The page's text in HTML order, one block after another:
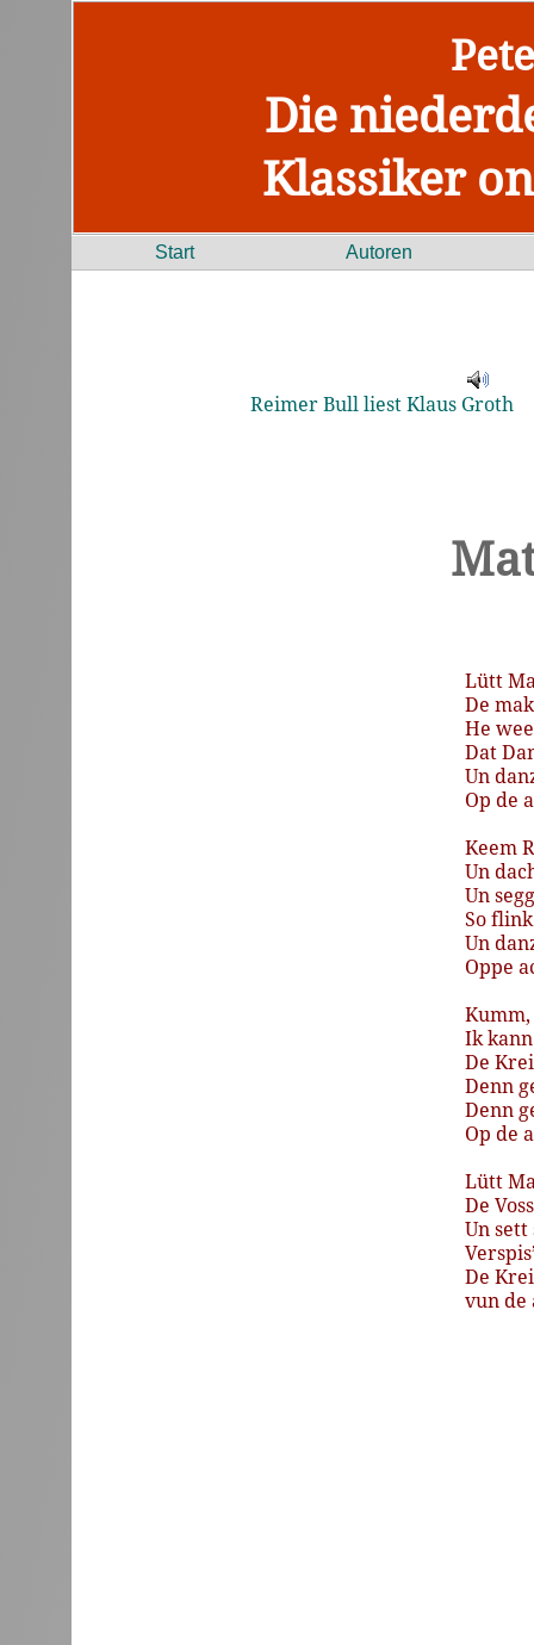
Die
Klassiker
Start Autoren
Reimer Bull liest Klaus Groth
Lütt
De mak
He
Dat
Un
Op de
Keem
Un
Un
Soflink
Un
Oppe
Kumm,
Ikkann
De Krei
Denn
Denn
Op de
Lütt
De Voss
Unsett
De Krei
vunde